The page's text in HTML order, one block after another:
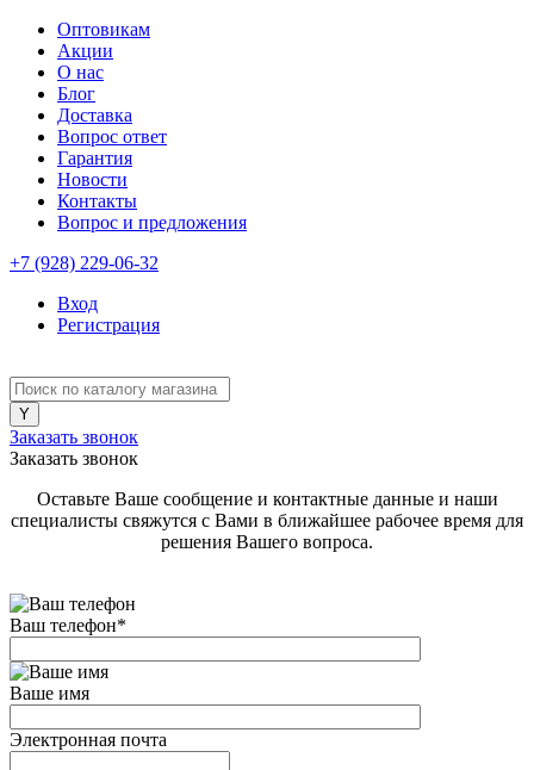
Оптовикам
Акции
О нас
Блог
Доставка
Вопрос ответ
Гарантия
Новости
Контакты
Вопрос и предложения
+7 (928) 229-06-32
Вход
Регистрация
Заказать звонок
Заказать звонок
Оставьте Ваше сообщение и контактные данные и наши
специалисты свяжутся с Вами в ближайшее рабочее время для
решения Вашего вопроса.
Ваш телефон*
Ваше имя
Электронная почта